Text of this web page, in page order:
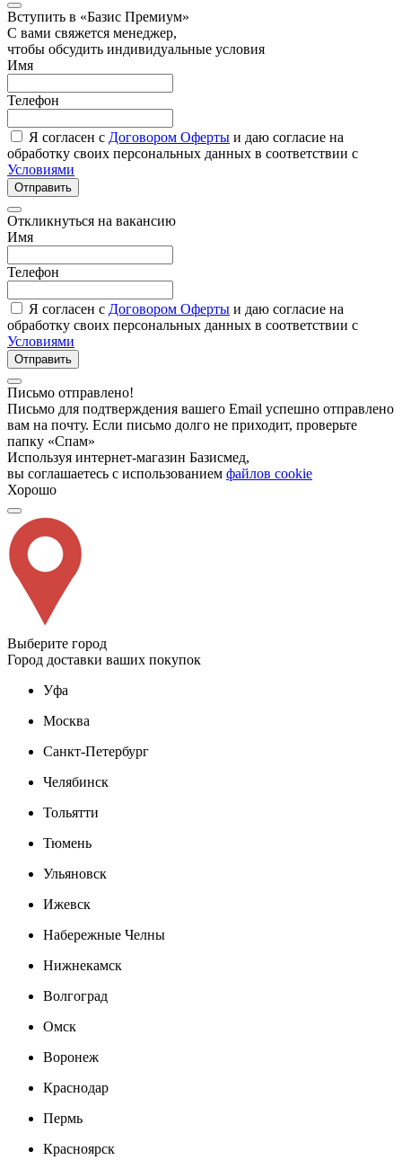
Вступить в «Базис Премиум»
С вами свяжется менеджер,
чтобы обсудить индивидуальные условия
Имя
Телефон
Я согласен с Договором Оферты и даю согласие на
обработку своих персональных данных в соответствии с
Условиями
Отправить
Откликнуться на вакансию
Имя
Телефон
Я согласен с Договором Оферты и даю согласие на
обработку своих персональных данных в соответствии с
Условиями
Отправить
Письмо отправлено!
Письмо для подтверждения вашего Email успешно отправлено
вам на почту. Если письмо долго не приходит, проверьте
папку «Спам»
Используя интернет-магазин Базисмед,
вы соглашаетесь с использованием файлов cookie
Хорошо
Выберите город
Город доставки ваших покупок
Уфа
Москва
Санкт-Петербург
Челябинск
Тольятти
Тюмень
Ульяновск
Ижевск
Набережные Челны
Нижнекамск
Волгоград
Омск
Воронеж
Краснодар
Пермь
Красноярск